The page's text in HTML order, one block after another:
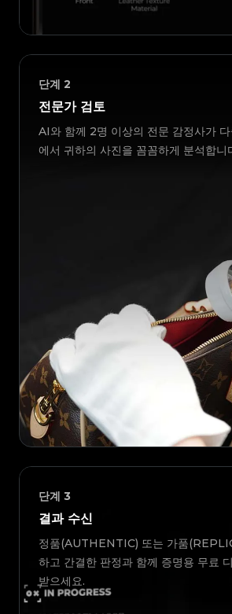
단계 2
전문가 검토
AI와 함께 2명 이상의 전문 감정사가
에서 귀하의 사진을 꼼꼼하게 분석합니
단계 3
결과 수신
정품(AUTHENTIC) 또는 가품
하고 간결한 판정과 함께 증명용 무료
받으세요.